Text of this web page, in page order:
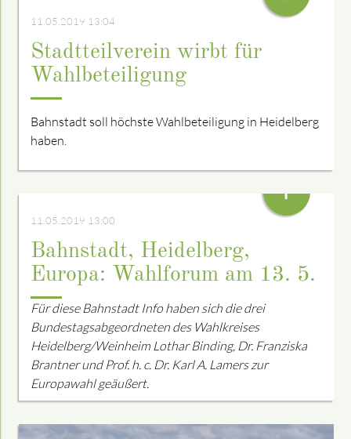
11.05.2019 13:04
Stadtteilverein wirbt für
Wahlbeteiligung
Bahnstadt soll höchste Wahlbeteiligung in Heidelberg
haben.
11.05.2019 13:00
Bahnstadt, Heidelberg,
Europa: Wahlforum am 13. 5.
Für diese Bahnstadt Info haben sich die drei
Bundestagsabgeordneten des Wahlkreises
Heidelberg/Weinheim Lothar Binding, Dr. Franziska
Brantner und Prof. h. c. Dr. Karl A. Lamers zur
Europawahl geäußert.
+